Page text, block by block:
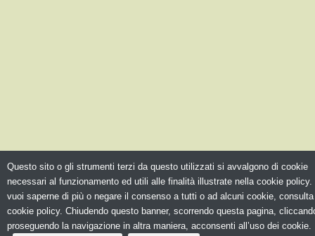
Questo sito o gli strumenti terzi da questo utilizzati si avvalgono di cookie
necessari al funzionamento ed utili alle finalità illustrate nella cookie policy.
vuoi saperne di più o negare il consenso a tutti o ad alcuni cookie,
cookie policy. Chiudendo questo banner, scorrendo questa pagina,
proseguendo la navigazione in altra maniera, acconsenti all’uso dei cookie.